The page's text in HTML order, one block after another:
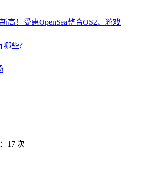
高！受惠OpenSea整合OS2、游戏
些？
17 次